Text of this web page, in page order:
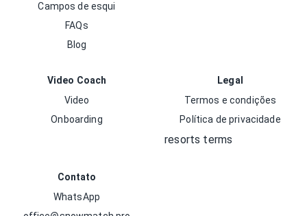
Campos de esqui
FAQs
Blog
Video Coach
Video
Onboarding
Legal
Termos e condições
Política de privacidade
resorts terms
Contato
WhatsApp